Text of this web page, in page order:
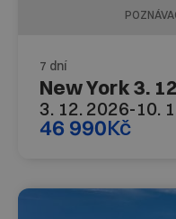
7 dní
New York 3.
3. 12. 2026-10.
46 990Kč